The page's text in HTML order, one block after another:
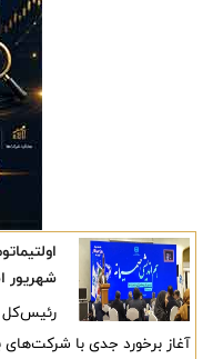
شهریور
رئیس‌کل
آغاز برخورد جدی با